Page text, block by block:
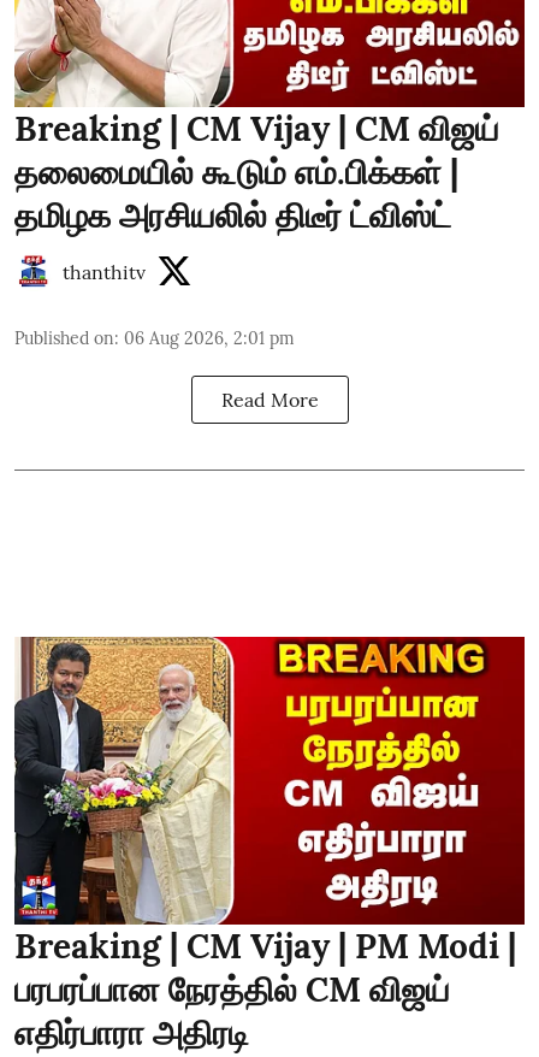
Breaking | CM Vijay | CM விஜய்
தலைமையில் கூடும் எம்.பிக்கள் |
தமிழக அரசியலில் திடீர் ட்விஸ்ட்
thanthitv
Published on: 06 Aug 2026, 2:01 pm
Read More
Breaking | CM Vijay | PM Modi |
பரபரப்பான நேரத்தில் CM விஜய்
எதிர்பாரா அதிரடி